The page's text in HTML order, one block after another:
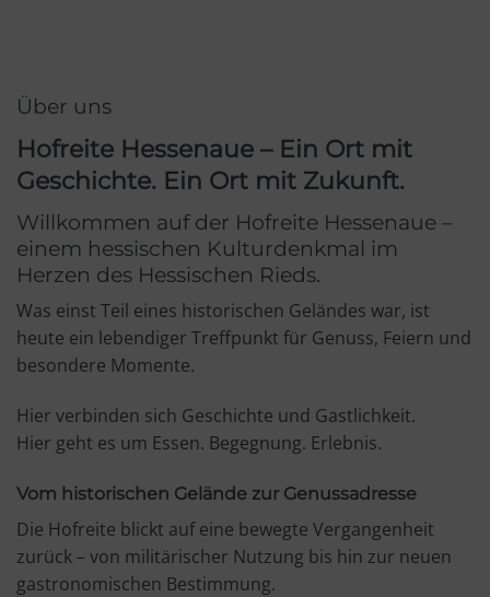
Über uns
Hofreite Hessenaue – Ein Ort mit
Geschichte. Ein Ort mit Zukunft.
Willkommen auf der Hofreite Hessenaue –
einem hessischen Kulturdenkmal im
Herzen des Hessischen Rieds.
Was einst Teil eines historischen Geländes war, ist
heute ein lebendiger Treffpunkt für Genuss, Feiern und
besondere Momente.
Hier verbinden sich Geschichte und Gastlichkeit.
Hier geht es um Essen. Begegnung. Erlebnis.
Vom historischen Gelände zur Genussadresse
Die Hofreite blickt auf eine bewegte Vergangenheit
zurück – von militärischer Nutzung bis hin zur neuen
gastronomischen Bestimmung.